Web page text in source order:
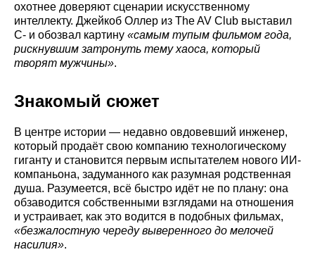
охотнее доверяют сценарии искусственному
интеллекту. Джейкоб Оллер из The AV Club выставил
C- и обозвал картину «самым тупым фильмом года,
рискнувшим затронуть тему хаоса, который
творят мужчины».
Знакомый сюжет
В центре истории — недавно овдовевший инженер,
который продаёт свою компанию технологическому
гиганту и становится первым испытателем нового ИИ-
компаньона, задуманного как разумная родственная
душа. Разумеется, всё быстро идёт не по плану: она
обзаводится собственными взглядами на отношения
и устраивает, как это водится в подобных фильмах,
«безжалостную череду выверенного до мелочей
насилия».